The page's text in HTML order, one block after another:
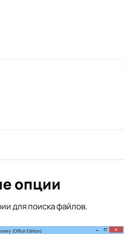
опции
для поиска файлов.